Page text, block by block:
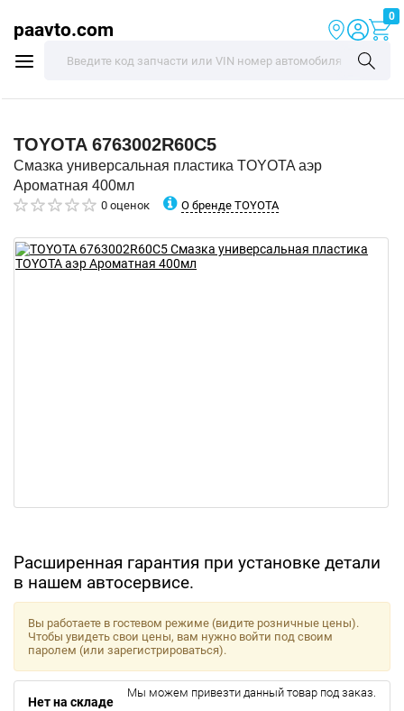
paavto.com
0
TOYOTA 6763002R60C5
Смазка универсальная пластика TOYOTA аэр
Ароматная 400мл
0 оценок О бренде TOYOTA
Расширенная гарантия при установке детали
в нашем автосервисе.
Вы работаете в гостевом режиме (видите розничные цены).
Чтобы увидеть свои цены, вам нужно войти под своим
паролем (или зарегистрироваться).
Нет на складе
Мы можем привезти данный товар под заказ.